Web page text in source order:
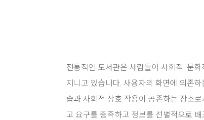
전통적인 도서관은 사람들이 사회적, 문
지니고 있습니다. 사용자의 화면에 의존
습과 사회적 상호 작용이 공존하는 장소
고 요구를 충족하고 정보를 선별적으로